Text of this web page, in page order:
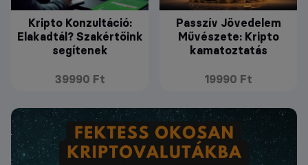
Kripto Konzultáció:
Elakadtál? Szakértőink
segítenek
39990 Ft
Passzív Jövedelem
Művészete: Kripto
kamatoztatás
19990 Ft